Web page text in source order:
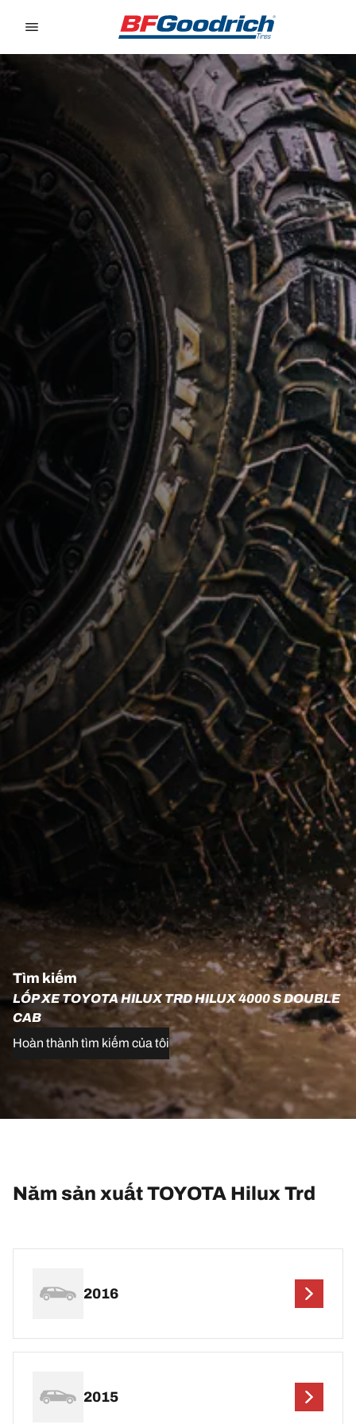
Tìm kiếm
LỐP XE TOYOTA HILUX TRD HILUX 4000 S DOUBLE
CAB
Hoàn thành tìm kiếm của tôi
Năm sản xuất TOYOTA Hilux Trd
2016
2015